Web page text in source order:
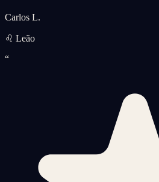
Carlos L.
♌ Leão
“